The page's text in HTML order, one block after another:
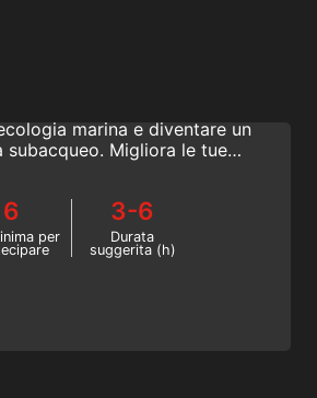
marina e diventare un
subacqueo. Migliora le tue
6
per
3-6
Durata
suggerita (h)